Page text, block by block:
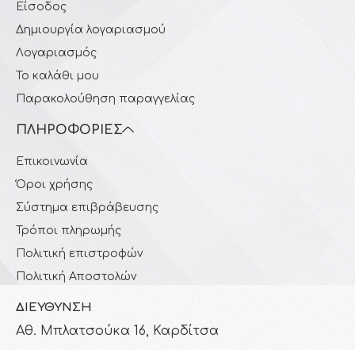
Είσοδος
Δημιουργία λογαριασμού
Λογαριασμός
Το καλάθι μου
Παρακολούθηση παραγγελίας
ΠΛΗΡΟΦΟΡΊΕΣ
Επικοινωνία
Όροι χρήσης
Σύστημα επιβράβευσης
Τρόποι πληρωμής
Πολιτική επιστροφών
Πολιτική Αποστολών
ΔΙΕΎΘΥΝΣΗ
Αθ. Μπλατσούκα 16, Καρδίτσα